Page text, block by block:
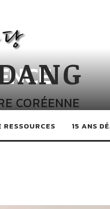
CORÉENNE
RESSOURCES 15 ANS